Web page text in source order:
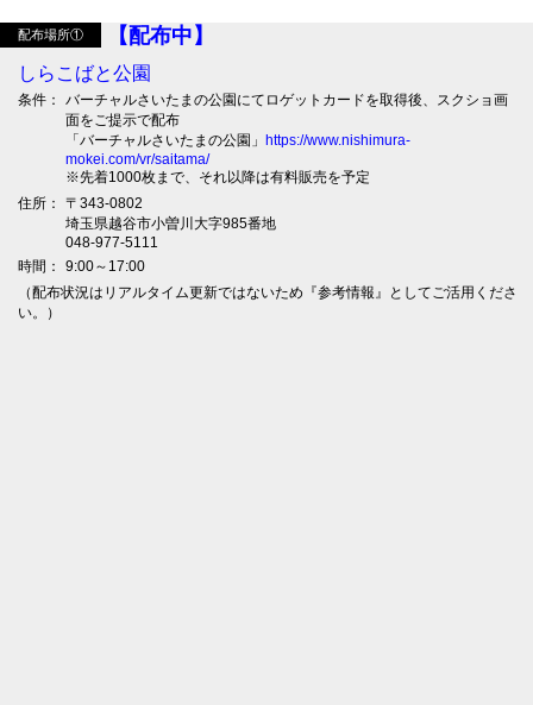
配布場所① 【配布中】
しらこばと公園
条件：
バーチャルさいたまの公園にてロゲットカードを取得後、スクショ画
面をご提示で配布
「バーチャルさいたまの公園」 https://www.nishimura-
mokei.com/vr/saitama/
※先着1000枚まで、それ以降は有料販売を予定
住所：
〒343-0802
埼玉県越谷市小曽川大字985番地
048-977-5111
時間：
9:00～17:00
（配布状況はリアルタイム更新ではないため『参考情報』としてご活用くださ
い。）